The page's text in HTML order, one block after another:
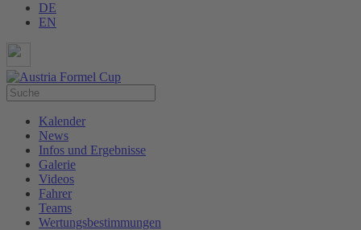
DE
EN
Kalender
News
Infos und Ergebnisse
Galerie
Videos
Fahrer
Teams
Wertungsbestimmungen